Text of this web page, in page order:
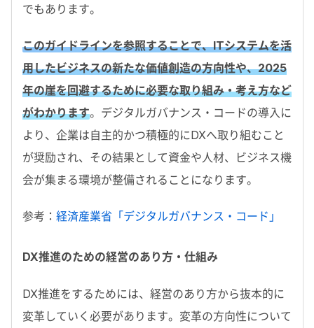
でもあります。
このガイドラインを参照することで、ITシステムを活
用したビジネスの新たな価値創造の方向性や、2025
年の崖を回避するために必要な取り組み・考え方など
がわかります。デジタルガバナンス・コードの導入に
より、企業は自主的かつ積極的にDXへ取り組むこと
が奨励され、その結果として資金や人材、ビジネス機
会が集まる環境が整備されることになります。
参考： 経済産業省「デジタルガバナンス・コード」
DX推進のための経営のあり方・仕組み
DX推進をするためには、経営のあり方から抜本的に
変革していく必要があります。変革の方向性について